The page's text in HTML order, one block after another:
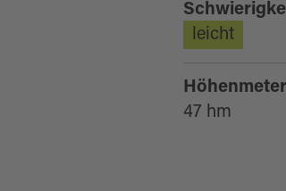
leicht
Höhenmeter
47 hm